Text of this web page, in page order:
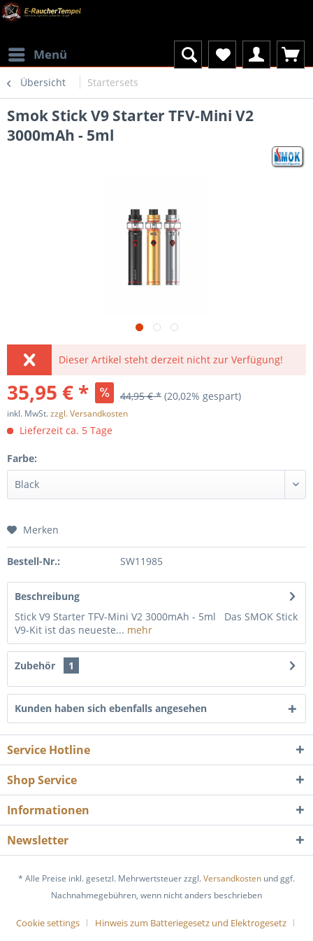
Menü
Übersicht Startersets
Smok Stick V9 Starter TFV-Mini V2
3000mAh - 5ml
Dieser Artikel steht derzeit nicht zur Verfügung!
35,95 € * 44,95 € * (20,02% gespart)
inkl. MwSt.zzgl. Versandkosten
Lieferzeit ca. 5 Tage
Farbe:
Merken
Bestell-Nr.: SW11985
Beschreibung
Stick V9 Starter TFV-Mini V2 3000mAh - 5ml Das SMOK Stick
V9-Kit ist das neueste... mehr
Zubehör 1
Kunden haben sich ebenfalls angesehen
Service Hotline
Shop Service
Informationen
Newsletter
* Alle Preise inkl. gesetzl. Mehrwertsteuer zzgl.Versandkosten und ggf.
Nachnahmegebühren, wenn nicht anders beschrieben
Cookie settings
Hinweis zum Batteriegesetz und Elektrogesetz